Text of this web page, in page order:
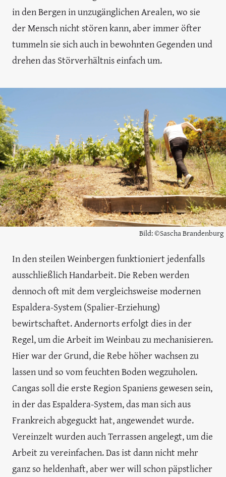
in den Bergen in unzugänglichen Arealen, wo sie
der Mensch nicht stören kann, aber immer öfter
tummeln sie sich auch in bewohnten Gegenden und
drehen das Störverhältnis einfach um.
Bild: ©Sascha Brandenburg
In den steilen Weinbergen funktioniert jedenfalls
ausschließlich Handarbeit. Die Reben werden
dennoch oft mit dem vergleichsweise modernen
Espaldera-System (Spalier-Erziehung)
bewirtschaftet. Andernorts erfolgt dies in der
Regel, um die Arbeit im Weinbau zu mechanisieren.
Hier war der Grund, die Rebe höher wachsen zu
lassen und so vom feuchten Boden wegzuholen.
Cangas soll die erste Region Spaniens gewesen sein,
in der das Espaldera-System, das man sich aus
Frankreich abgeguckt hat, angewendet wurde.
Vereinzelt wurden auch Terrassen angelegt, um die
Arbeit zu vereinfachen. Das ist dann nicht mehr
ganz so heldenhaft, aber wer will schon päpstlicher